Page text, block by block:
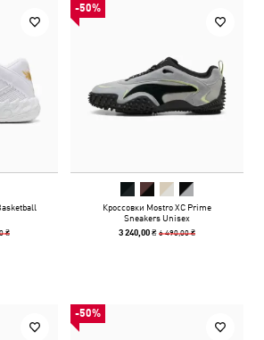
₴
-50%
Кроссовки Mostro XC Prime
Sneakers Unisex
3 240,00 ₴6 490,00 ₴
-50%